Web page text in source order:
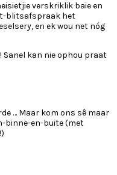
verskriklik baie en
blitsafspraak het
en ek wou net nóg
Sanel kan nie ophou praat
… Maar kom ons sê maar
binne-en-buite (met